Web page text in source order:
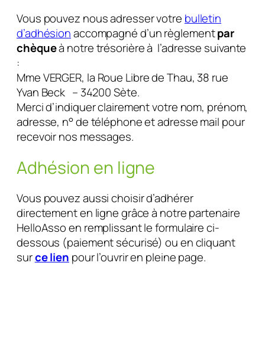
Vous pouvez nous adresser votre bulletin
d’adhésionaccompagné d’un règlementpar
chèqueà notre trésorière à l’adresse suivante
:
Mme VERGER, la Roue Libre de Thau, 38 rue
Yvan Beck – 34200 Sète.
Merci d’indiquer clairement votre nom, prénom,
adresse, n° de téléphone et adresse mail pour
recevoir nos messages.
Adhésion en ligne
Vous pouvez aussi choisir d’adhérer
directement en ligne grâce à notre partenaire
HelloAsso en remplissant le formulaire ci-
dessous (paiement sécurisé) ou en cliquant
surce lien pour l’ouvrir en pleine page.